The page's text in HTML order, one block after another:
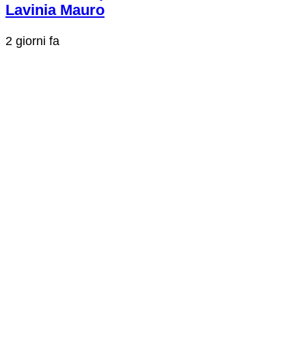
Lavinia Mauro
2 giorni fa